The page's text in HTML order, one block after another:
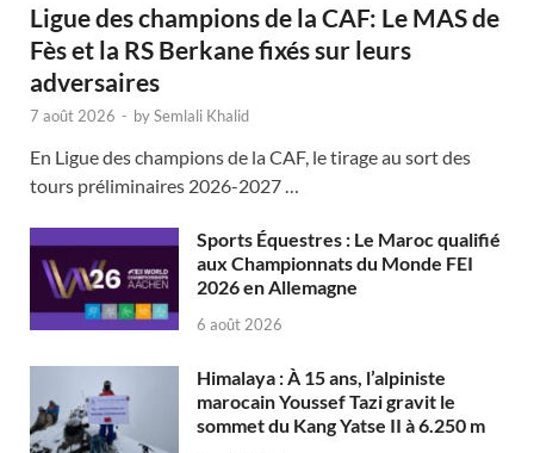
Ligue des champions de la CAF: Le MAS de
Fès et la RS Berkane fixés sur leurs
adversaires
7 août 2026 - bySemlali Khalid
En Ligue des champions de la CAF, le tirage au sort des
tours préliminaires 2026-2027 …
Sports Équestres : Le Maroc qualifié
aux Championnats du Monde FEI
2026 en Allemagne
6 août 2026
Himalaya : À 15 ans, l’alpiniste
marocain Youssef Tazi gravit le
sommet du Kang Yatse II à 6.250 m